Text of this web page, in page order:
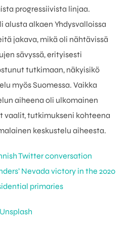
progressiivista linjaa.
alusta alkaen Yhdysvalloissa
jakava, mikä oli nähtävissä
sävyssä, erityisesti
tutkimaan, näkyisikö
myös Suomessa. Vaikka
aiheena oli ulkomainen
vaalit, tutkimukseni kohteena
keskustelu aiheesta.
Twitter conversation
Nevada victory in the 2020
primaries
Unsplash